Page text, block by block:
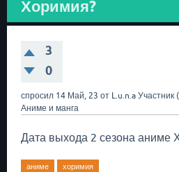
Хоримия?
3
0
спросил 14 Май, 23 от L.u.n.a Участник (
Аниме и манга
Дата выхода 2 сезона аниме
аниме хоримия